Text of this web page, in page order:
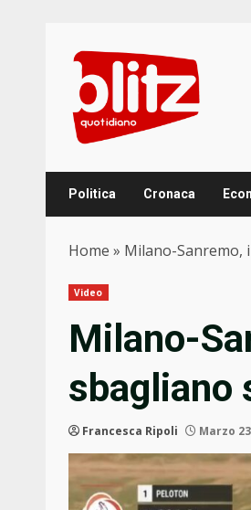
content
Politica Cronaca
Home » Milano-Sanremo,
Video
Milano-
sbagliano
Francesca Ripoli Marzo